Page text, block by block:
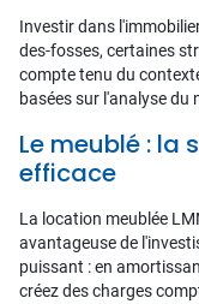
Investir dans
des-fosses, certaines
compte tenu du
basées sur l'analyse du
Le meublé : la
efficace
La location meublée
avantageuse de
puissant : en
créez des charges